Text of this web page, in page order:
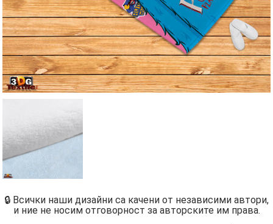
🔒 Всички наши дизайни са качени от независими автори,
и ние не носим отговорност за авторските им права.